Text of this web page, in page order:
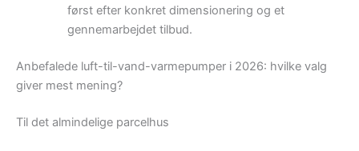
først efter konkret dimensionering og et
gennemarbejdet tilbud.
Anbefalede luft-til-vand-varmepumper i 2026: hvilke valg
giver mest mening?
Til det almindelige parcelhus